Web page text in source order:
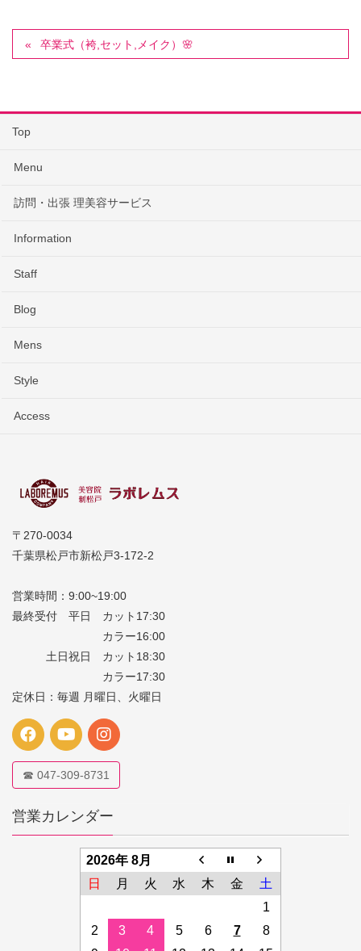
卒業式（袴,セット,メイク）🌸
Top
Menu
訪問・出張 理美容サービス
Information
Staff
Blog
Mens
Style
Access
〒270-0034
千葉県松戸市新松戸3-172-2
営業時間：9:00~19:00
最終受付 平日 カット17:30
カラー16:00
土日祝日 カット18:30
カラー17:30
定休日：毎週 月曜日、火曜日
☎ 047-309-8731
営業カレンダー
2026年 8月
日
月 火 水 木 金
土
1
2
3 4 5 6 7
8